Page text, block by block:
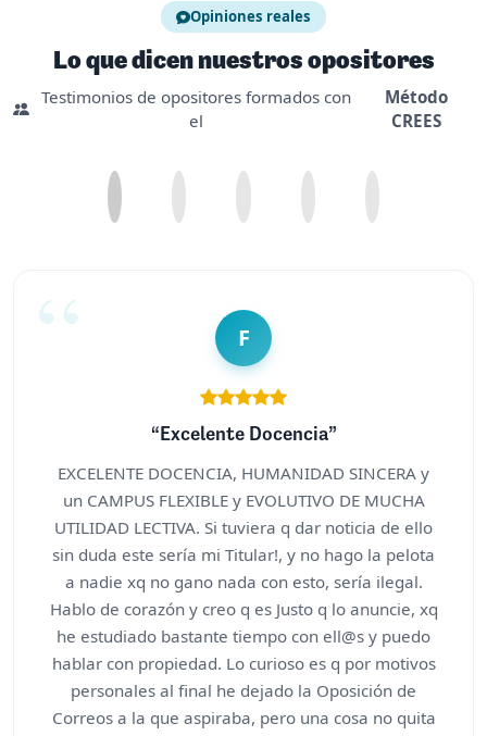
Opiniones reales
Lo que dicen nuestros opositores
Testimonios de opositores formados con
el
Método
CREES
F
“Excelente Docencia”
EXCELENTE DOCENCIA, HUMANIDAD SINCERA y
un CAMPUS FLEXIBLE y EVOLUTIVO DE MUCHA
UTILIDAD LECTIVA. Si tuviera q dar noticia de ello
sin duda este sería mi Titular!, y no hago la pelota
a nadie xq no gano nada con esto, sería ilegal.
Hablo de corazón y creo q es Justo q lo anuncie, xq
he estudiado bastante tiempo con ell@s y puedo
hablar con propiedad. Lo curioso es q por motivos
personales al final he dejado la Oposición de
Correos a la que aspiraba, pero una cosa no quita